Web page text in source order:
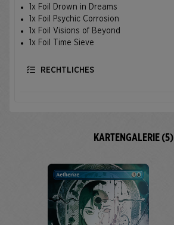
1x Foil Drown in Dreams
1x Foil Psychic Corrosion
1x Foil Visions of Beyond
1x Foil Time Sieve
RECHTLICHES
KARTENGALERIE (5)